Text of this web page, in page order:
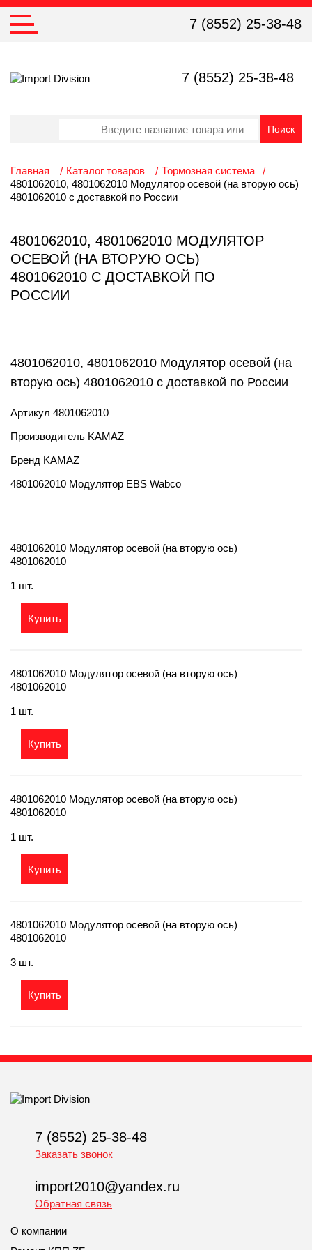
7 (8552) 25-38-48
7 (8552) 25-38-48
Главная Каталог товаров
Тормозная система
4801062010, 4801062010 Модулятор осевой (на вторую ось)
4801062010 с доставкой по России
4801062010, 4801062010 МОДУЛЯТОР
ОСЕВОЙ (НА ВТОРУЮ ОСЬ)
4801062010 С ДОСТАВКОЙ ПО
РОССИИ
4801062010, 4801062010 Модулятор осевой (на
вторую ось) 4801062010 с доставкой по России
Артикул 4801062010
Производитель KAMAZ
Бренд KAMAZ
4801062010 Модулятор EBS Wabco
4801062010 Модулятор осевой (на вторую ось)
4801062010
1 шт.
Купить
4801062010 Модулятор осевой (на вторую ось)
4801062010
1 шт.
Купить
4801062010 Модулятор осевой (на вторую ось)
4801062010
1 шт.
Купить
4801062010 Модулятор осевой (на вторую ось)
4801062010
3 шт.
Купить
7 (8552) 25-38-48
Заказать звонок
import2010@yandex.ru
Обратная связь
О компании